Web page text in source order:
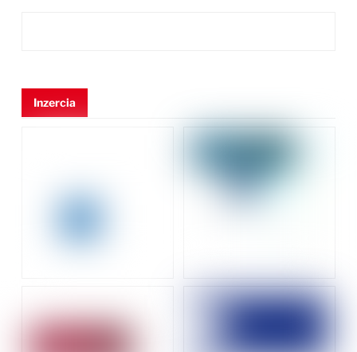
Inzercia